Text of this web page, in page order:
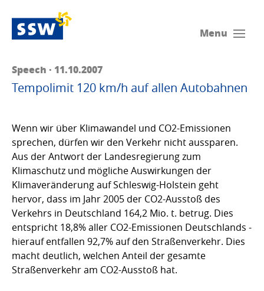
Menu
Speech · 11.10.2007
Tempolimit 120 km/h auf allen Autobahnen
Wenn wir über Klimawandel und CO2-Emissionen
sprechen, dürfen wir den Verkehr nicht aussparen.
Aus der Antwort der Landesregierung zum
Klimaschutz und mögliche Auswirkungen der
Klimaveränderung auf Schleswig-Holstein geht
hervor, dass im Jahr 2005 der CO2-Ausstoß des
Verkehrs in Deutschland 164,2 Mio. t. betrug. Dies
entspricht 18,8% aller CO2-Emissionen Deutschlands -
hierauf entfallen 92,7% auf den Straßenverkehr. Dies
macht deutlich, welchen Anteil der gesamte
Straßenverkehr am CO2-Ausstoß hat.